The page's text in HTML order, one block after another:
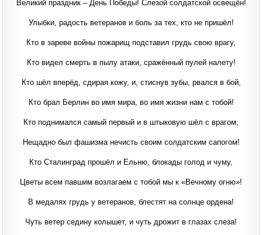
Великий праздник – День Победы! Слезой солдатской освещён!
Улыбки, радость ветеранов и боль за тех, кто не пришёл!
Кто в зареве войны пожарищ подставил грудь свою врагу,
Кто видел смерть в пылу атаки, сражённый пулей налету!
Кто шёл вперёд, сдирая кожу, и, стиснув зубы, рвался в бой,
Кто брал Берлин во имя мира, во имя жизни нам с тобой!
Кто поднимался самый первый и в штыковую шёл с врагом,
Нещадно был фашизма нечисть своим солдатским сапогом!
Кто Сталинград прошёл и Ельню, блокады голод и чуму,
Цветы всем павшим возлагаем с тобой мы к «Вечному огню»!
В медалях грудь у ветеранов, блестят на солнце ордена!
Чуть ветер седину колышет, и чуть дрожит в глазах слеза!